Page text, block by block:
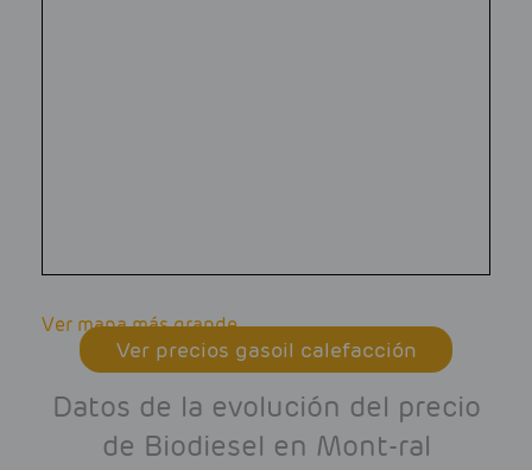
Ver mapa más grande
Ver precios gasoil calefacción
Datos de la evolución del precio
de Biodiesel en Mont-ral